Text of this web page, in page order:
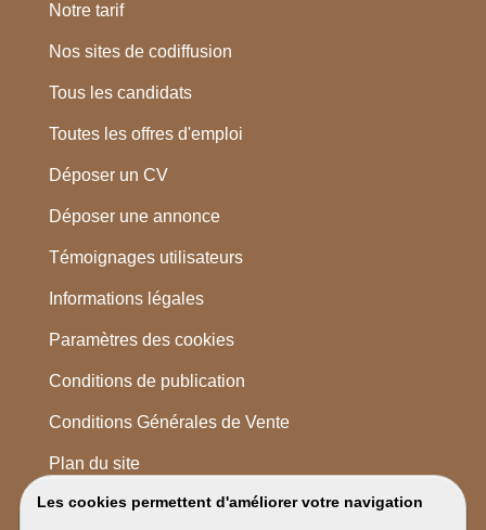
Les cookies permettent d'améliorer votre navigation
Notre tarif
Nos sites de codiffusion
Tous les candidats
Toutes les offres d'emploi
Déposer un CV
Déposer une annonce
Témoignages utilisateurs
Informations légales
Paramètres des cookies
Conditions de publication
Conditions Générales de Vente
Plan du site